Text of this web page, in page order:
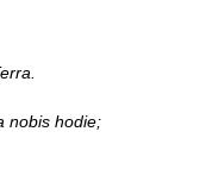
nobis hodie;